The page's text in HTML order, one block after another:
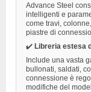
Advance Steel
intelligenti e
come travi,
piastre di
✔️ Libreria estesa
Include una vasta
bullonati, saldati,
connessione è
modifiche del